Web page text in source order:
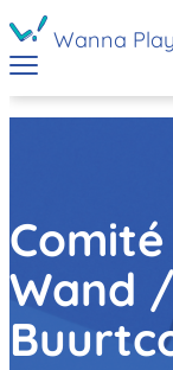
Wanna Play
Wand